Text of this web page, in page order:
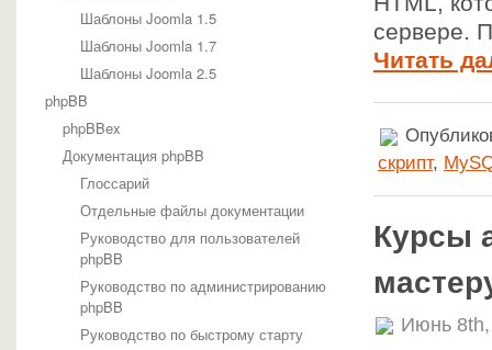
Шаблоны Joomla 1.5
Шаблоны Joomla 1.7
Шаблоны Joomla 2.5
phpBB
phpBBex
Документация phpBB
Глоссарий
Отдельные файлы документации
Руководство для пользователей
phpBB
Руководство по администрированию
phpBB
Руководство по быстрому старту
сервере.
Читать
скрипт,
Курсы
Июнь